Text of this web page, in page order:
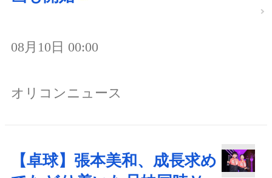
08月10日 00:00
オリコンニュース
【卓球】張本美和、成長求め